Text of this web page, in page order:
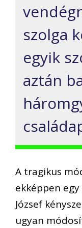
szolga
egyik
aztán
A tragikus
ekképpen
József
ugyan